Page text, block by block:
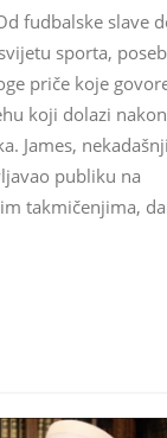
fudbalske slave
sporta,
priče koje
koji dolazi nakon
James, nekadašnji
publiku na
takmičenjima,